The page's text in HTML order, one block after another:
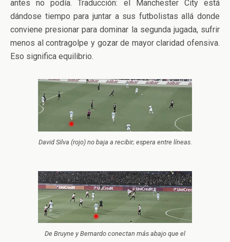
antes no podía. Traducción: el Manchester City está
dándose tiempo para juntar a sus futbolistas allá donde
conviene presionar para dominar la segunda jugada, sufrir
menos al contragolpe y gozar de mayor claridad ofensiva.
Eso significa equilibrio.
David Silva (rojo) no baja a recibir; espera entre líneas.
De Bruyne y Bernardo conectan más abajo que el